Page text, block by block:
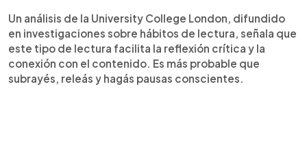
Un análisis de la University College London, difundido
en investigaciones sobre hábitos de lectura, señala que
este tipo de lectura facilita la reflexión crítica y la
conexión con el contenido. Es más probable que
subrayés, releás y hagás pausas conscientes.